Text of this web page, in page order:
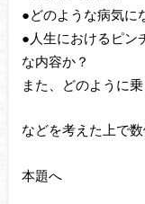
●どのような病気に
●人生におけるピン
な内容か？
また、どのように
などを考えた上で
本題へ